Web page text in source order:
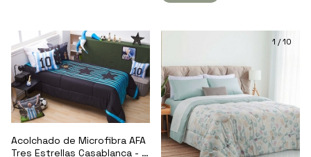
Acolchado de Microfibra AFA
Tres Estrellas Casablanca - 1
1 /10